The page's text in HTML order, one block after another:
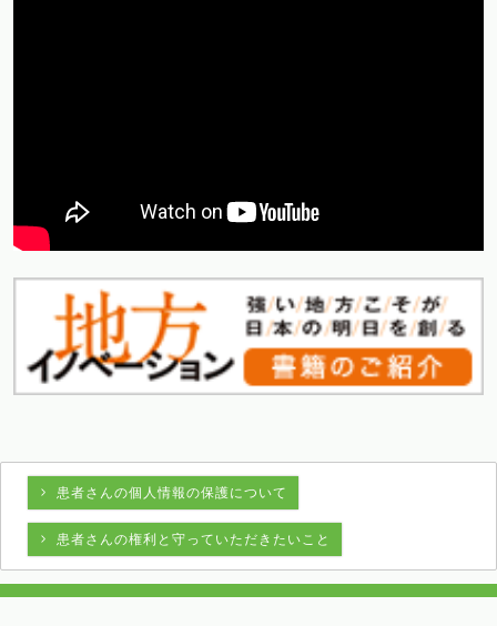
患者さんの個人情報の保護について
患者さんの権利と守っていただきたいこと